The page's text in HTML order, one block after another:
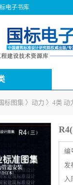
电子书库
标图集 〉 动力 〉 4类 动
编
发
入